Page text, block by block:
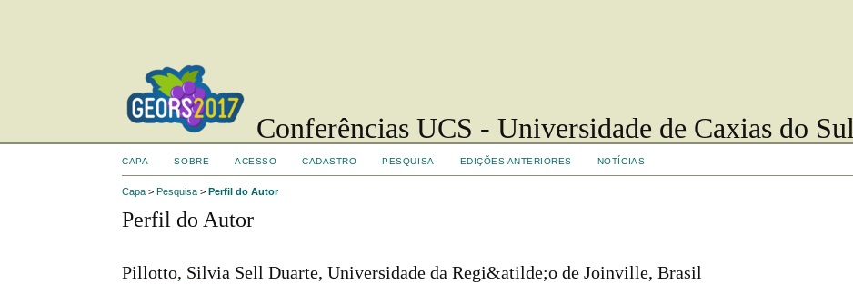
Conferências UCS - Universidade de Caxias do Sul
CAPA SOBRE ACESSO CADASTRO PESQUISA EDIÇÕES ANTERIORES NOTÍCIAS
Capa >Pesquisa >Perfil do Autor
Perfil do Autor
Pillotto, Silvia Sell Duarte, Universidade da Regi&atilde;o de Joinville, Brasil